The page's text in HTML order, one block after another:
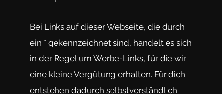
Bei Links auf dieser Webseite, die durch
ein * gekennzeichnet sind, handelt es sich
in der Regel um Werbe-Links, für die wir
eine kleine Vergütung erhalten. Für dich
entstehen dadurch selbstverständlich